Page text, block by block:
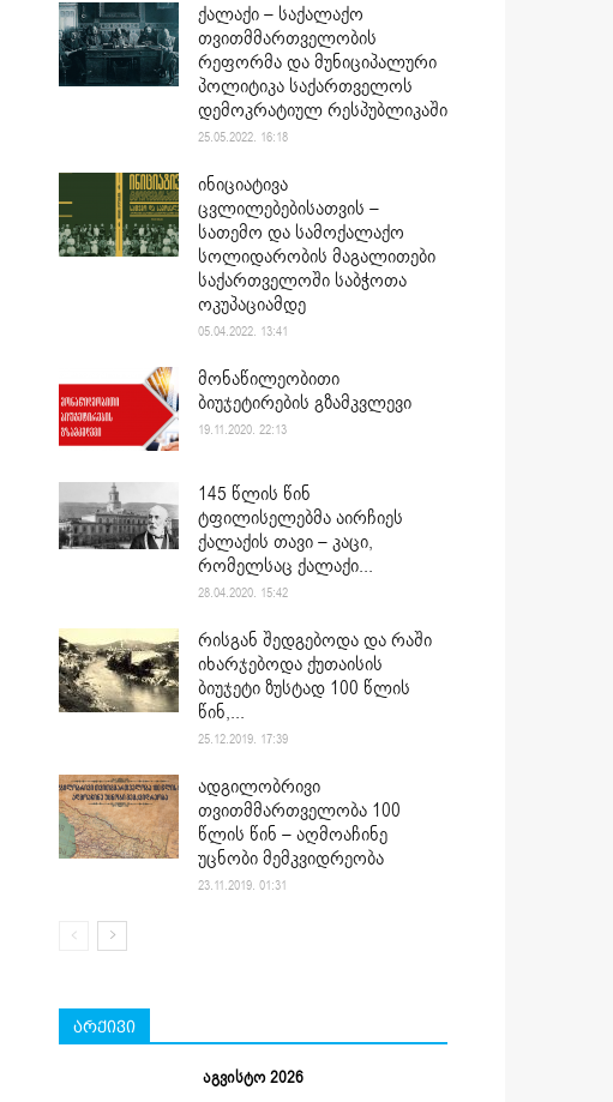
ქალაქი – საქალაქო
თვითმმართველობის
რეფორმა და მუნიციპალური
პოლიტიკა საქართველოს
დემოკრატიულ რესპუბლიკაში
25.05.2022. 16:18
ინიციატივა
ცვლილებებისათვის –
სათემო და სამოქალაქო
სოლიდარობის მაგალითები
საქართველოში საბჭოთა
ოკუპაციამდე
05.04.2022. 13:41
მონაწილეობითი
ბიუჯეტირების გზამკვლევი
19.11.2020. 22:13
145 წლის წინ
ტფილისელებმა აირჩიეს
ქალაქის თავი – კაცი,
რომელსაც ქალაქი...
28.04.2020. 15:42
რისგან შედგებოდა და რაში
იხარჯებოდა ქუთაისის
ბიუჯეტი ზუსტად 100 წლის
წინ,...
25.12.2019. 17:39
ადგილობრივი
თვითმმართველობა 100
წლის წინ – აღმოაჩინე
უცნობი მემკვიდრეობა
23.11.2019. 01:31
არქივი
აგვისტო 2026